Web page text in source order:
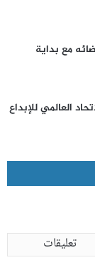
مع بداية
العالمي للإبداع
تعليقات